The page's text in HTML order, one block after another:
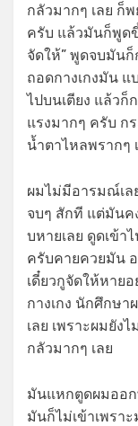
กลัวมากๆ เลย ก็
ครับ แล้วมันก็พูด
จัดให้” พูดจบมัน
ถอดกางเกงมัน
ไปบนเตียง แล้วก็
แรงมากๆ ครับ ก
น้ำตาไหลพรากๆ
ผมไม่มีอารมณ์เล
จบๆ สักที แต่มันค
บหายเลย ดูดเข้า
ครับคายควยมัน
เดี๋ยวกูจัดให้หาย
กางเกง นักศึกษ
เลย เพราะผมยัง
กลัวมากๆ เลย
มันแหกตูดผมออ
มันก็ไม่เข้าเพรา